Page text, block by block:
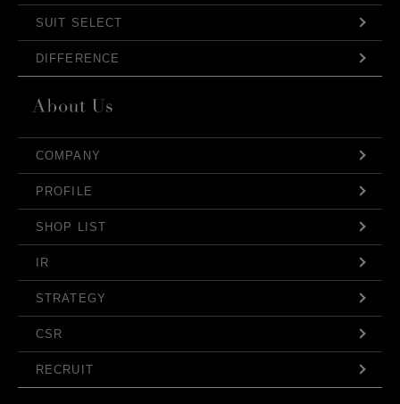
SUIT SELECT
DIFFERENCE
COMPANY
PROFILE
SHOP LIST
IR
STRATEGY
CSR
RECRUIT